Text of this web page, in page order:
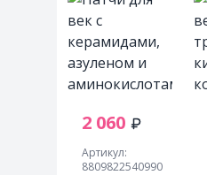
2 060
Артикул:
8809822540990